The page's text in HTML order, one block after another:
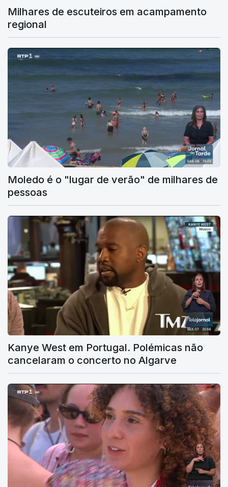
Milhares de escuteiros em acampamento
regional
Moledo é o "lugar de verão" de milhares de
pessoas
Kanye West em Portugal. Polémicas não
cancelaram o concerto no Algarve